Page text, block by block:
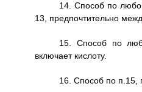
14. Способ по
13, предпочтительно
15. Способ по
включает кислоту.
16. Способ по п.15,